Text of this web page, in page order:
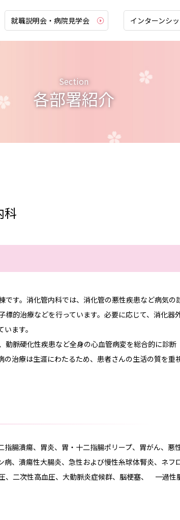
就職説明会・病院見学会 インターンシ
教育理念
専門・認定看護師 プ
各部署紹介
Section
科
す。消化管内科では、消化管の悪性疾患など病気の
的治療などを行っています。必要に応じて、消化器
ます。
動脈硬化性疾患など全身の心血管病変を総合的に診断
治療は生涯にわたるため、患者さんの生活の質を重
腸潰瘍、胃炎、胃・十二指腸ポリープ、胃がん、悪
、潰瘍性大腸炎、急性および慢性糸球体腎炎、ネフ
、二次性高血圧、大動脈炎症候群、脳梗塞、 一過性